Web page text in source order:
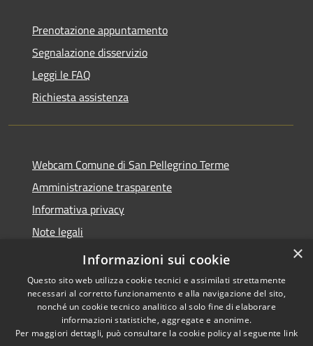
Prenotazione appuntamento
Segnalazione disservizio
Leggi le FAQ
Richiesta assistenza
Webcam Comune di San Pellegrino Terme
Amministrazione trasparente
Informativa privacy
Note legali
Dichiarazione di accessibilità
Accessibilità
Copyright © 2026 • Comune di
San Pellegrino Terme •
×
Informazioni sui cookie
Questo sito web utilizza cookie tecnici e assimilati strettamente
necessari al corretto funzionamento e alla navigazione del sito,
nonché un cookie tecnico analitico al solo fine di elaborare
informazioni statistiche, aggregate e anonime.
Per maggiori dettagli, può consultare la cookie policy al seguente link